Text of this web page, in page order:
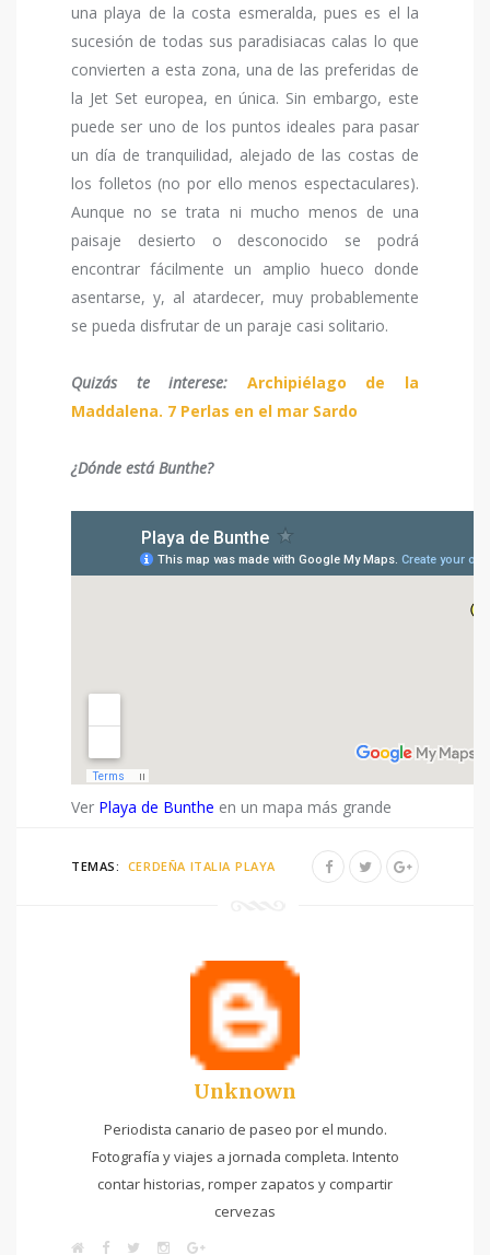
una playa de la costa esmeralda, pues es el la
sucesión de todas sus paradisiacas calas lo que
convierten a esta zona, una de las preferidas de
la Jet Set europea, en única. Sin embargo, este
puede ser uno de los puntos ideales para pasar
un día de tranquilidad, alejado de las costas de
los folletos (no por ello menos espectaculares).
Aunque no se trata ni mucho menos de una
paisaje desierto o desconocido se podrá
encontrar fácilmente un amplio hueco donde
asentarse, y, al atardecer, muy probablemente
se pueda disfrutar de un paraje casi solitario.
Quizás te interese:
Archipiélago de la
Maddalena. 7 Perlas en el mar Sardo
¿Dónde está Bunthe?
Ver Playa de Bunthe en un mapa más grande
TEMAS: CERDEÑA ITALIA PLAYA
Unknown
Periodista canario de paseo por el mundo.
Fotografía y viajes a jornada completa. Intento
contar historias, romper zapatos y compartir
cervezas
W
F